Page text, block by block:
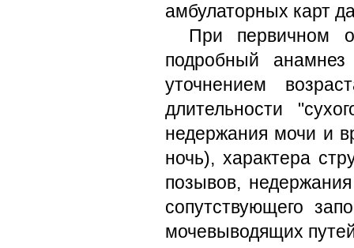
амбулаторных карт
При первичном
подробный
уточнением
длительности
недержания мочи и
ночь), характера
позывов,
сопутствующего
мочевыводящих